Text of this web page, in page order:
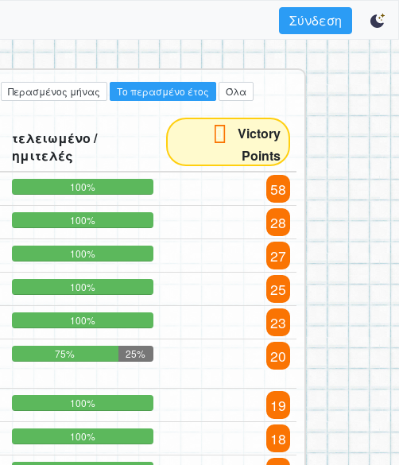
Σύνδεση
Περασμένος μήνας Το περασμένο έτος Όλα
τελειωμένο /
ημιτελές
Victory
Points
100% 58
100% 28
100% 27
100% 25
100% 23
75% 25% 20
100% 19
100% 18